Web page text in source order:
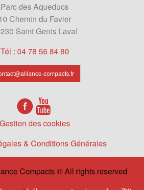
Parc des Aqueducs
Chemin du Favier
Saint Genis Laval
Tél : 04 78 56 84 80
compacts.fr
Gestion des cookies
& Conditions Générales
Compacts © All rights reserved